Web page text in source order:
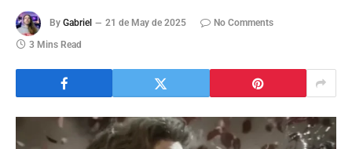
By Gabriel 21 de May de 2025
No Comments
3 Mins Read